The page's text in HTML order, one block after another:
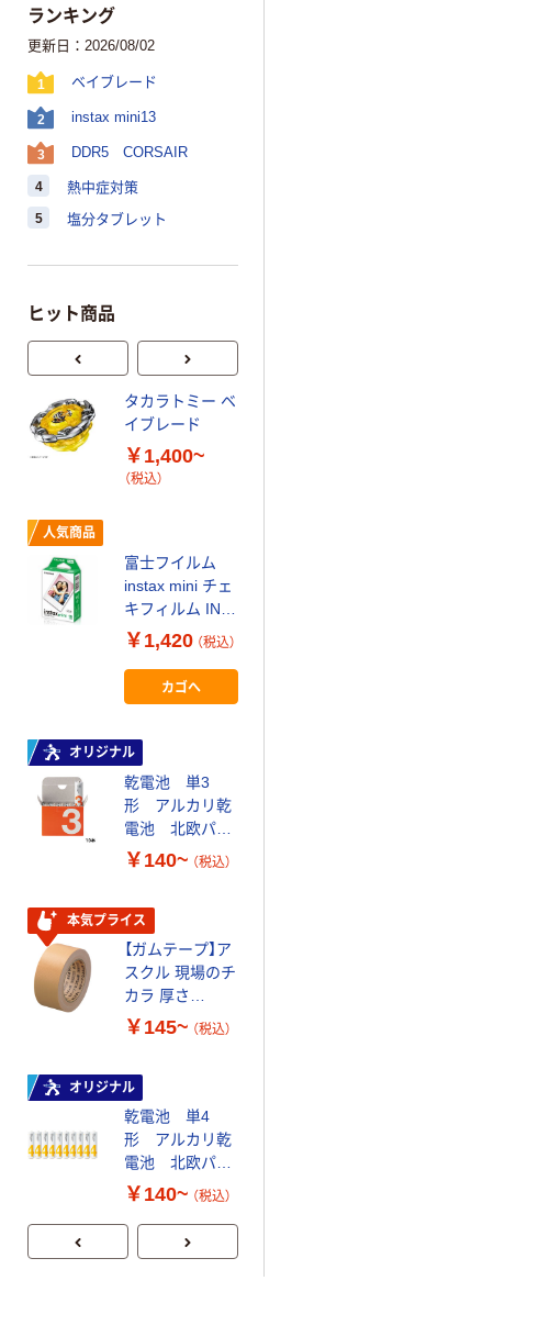
ランキング
更新日：2026/08/02
1 ベイブレード
2 instax mini13
3 DDR5 CORSAIR
4 熱中症対策
5 塩分タブレット
ヒット商品
タカラトミー ベ
イブレード
￥1,400~
（税込）
人気商品
富士フイルム
instax mini チェ
キフィルム INS
MINI JP1 1パッ
ク（10枚入り）
￥1,420 （税込）
カゴへ
オリジナル
乾電池 単3
形 アルカリ乾
電池 北欧パッ
ケージ アスク
￥140~ （税込）
本気プライス
【ガムテープ】ア
スクル 現場のチ
カラ 厚さ
0.22mm 布テー
￥145~ （税込）
オリジナル
乾電池 単4
形 アルカリ乾
電池 北欧パッ
ケージ アスク
￥140~ （税込）